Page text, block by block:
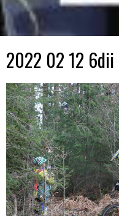
2022 02 12